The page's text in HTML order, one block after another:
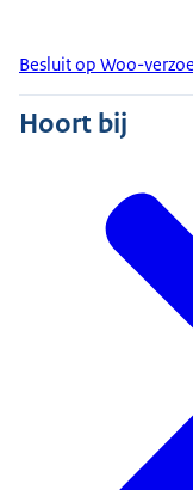
Besluit op Woo-
Hoort bij